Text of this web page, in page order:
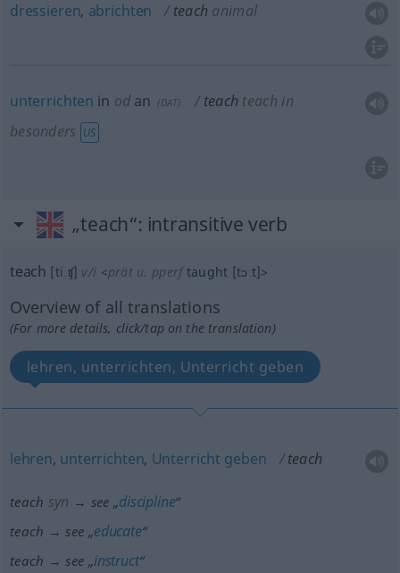
dressieren, abrichten teach animal
unterrichten in odan (DAT) teach teach in
besonders US
„teach“: intransitive verb
teach [tiːʧ] v/i <prätu. pperftaught [tɔːt]>
Overview of all translations
(For more details, click/tap on the translation)
lehren, unterrichten, Unterricht geben
lehren, unterrichten, Unterricht geben teach
teach syn → see „discipline“
teach → see „educate“
teach → see „instruct“